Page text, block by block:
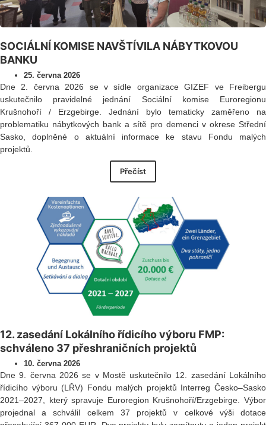
SOCIÁLNÍ KOMISE NAVŠTÍVILA NÁBYTKOVOU
BANKU
25. června 2026
Dne 2. června 2026 se v sídle organizace GIZEF ve Freibergu
uskutečnilo pravidelné jednání Sociální komise Euroregionu
Krušnohoří / Erzgebirge. Jednání bylo tematicky zaměřeno na
problematiku nábytkových bank a sítě pro demenci v okrese Střední
Sasko, doplněné o aktuální informace ke stavu Fondu malých
projektů.
Přečíst
12. zasedání Lokálního řídicího výboru FMP:
schváleno 37 přeshraničních projektů
10. června 2026
Dne 9. června 2026 se v Mostě uskutečnilo 12. zasedání Lokálního
řídicího výboru (LŘV) Fondu malých projektů Interreg Česko–Sasko
2021–2027, který spravuje Euroregion Krušnohoří/Erzgebirge. Výbor
projednal a schválil celkem 37 projektů v celkové výši dotace